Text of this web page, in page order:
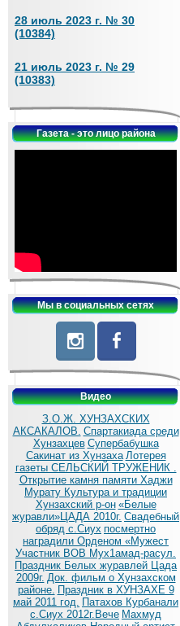
28 июль 2023 г. № 30
(10384)
21 июль 2023 г. № 29
(10383)
Газета - это лицо района
Мы в социальных сетях
Видео
З.О.Ж. ХУНЗАХСКИХ
АКСАКАЛОВ. Спартакиада среди
Хунзахцев Супербабушка
Сакинат из Хунзаха Лотерея
газеты СЕЛЬСКИЙ ТРУЖЕНИК .
Открытие камня памяти Хаджи
Мурату Культура и традиции
Хунзахский р-он «Белые
журавли»ЦАДА 2010г. Cвадебный
обряд c.Сиух посмертно
наградили Орденом «Мужест
Участник ВОВ Мух1амад-расул.
Праздник Белых журавлей Цада
2009г. Док. фильм о Хунзахском
районе. Праздник в ХУНЗАХЕ 9
май 2011 год. Патахов Курбанали
с.Сиух 2012г.Вече Махмуд